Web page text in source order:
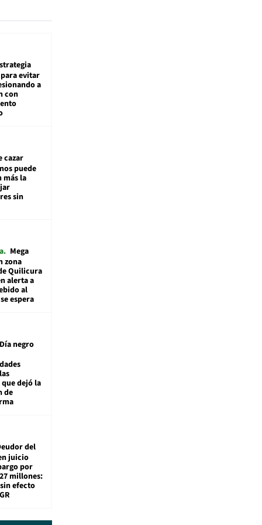
evitar
a
con
cazar
puede
más la
sin
Mega
zona
Quilicura
alerta a
al
espera
negro
dejó la
de
del
juicio
por
millones:
efecto